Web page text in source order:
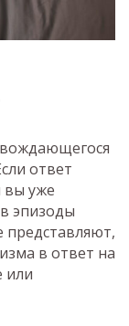
ответ
вы уже
эпизоды
представляют,
в ответ на
или